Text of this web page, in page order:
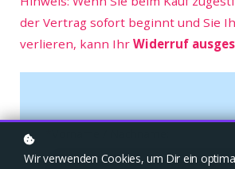
der Vertrag sofort beginnt und Sie
verlieren, kann Ihr Widerruf
Wir verwenden Cookies, um Dir ein